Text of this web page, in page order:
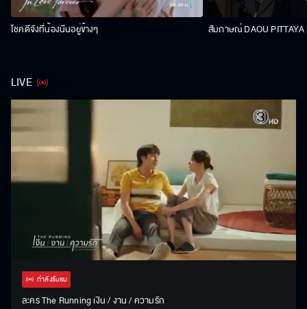
โชคดีจังที่น้องนีนอยู่ข้างๆ สัมภาษณ์ DAOU PITTAYA
LIVE
UnmuteStream Settings
กำลังรับชม
ละคร The Running เงิน / งาน / ความรัก